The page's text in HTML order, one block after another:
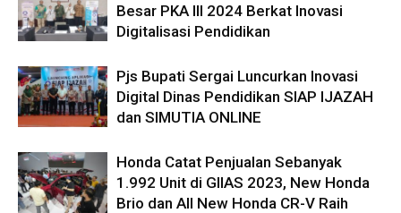
Besar PKA III 2024 Berkat Inovasi
Digitalisasi Pendidikan
Pjs Bupati Sergai Luncurkan Inovasi
Digital Dinas Pendidikan SIAP IJAZAH
dan SIMUTIA ONLINE
Honda Catat Penjualan Sebanyak
1.992 Unit di GIIAS 2023, New Honda
Brio dan All New Honda CR-V Raih